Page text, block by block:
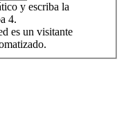
y escriba la
4.
es un visitante